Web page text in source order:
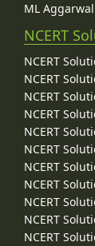
ML
NCERT
NCERT
NCERT
NCERT
NCERT
NCERT
NCERT
NCERT
NCERT
NCERT
NCERT
NCERT